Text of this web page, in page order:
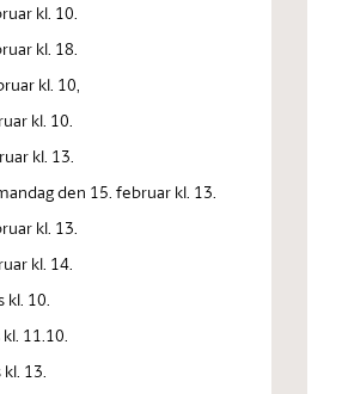
kl. 10.
kl. 18.
kl. 10,
kl. 10.
kl. 13.
den 15. februar kl. 13.
kl. 13.
kl. 14.
kl. 10.
11.10.
13.